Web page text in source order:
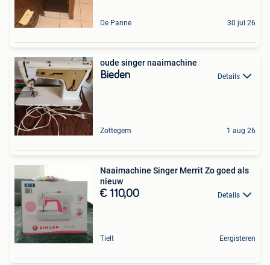
De Panne 30 jul 26
oude singer naaimachine
Bieden Details
Zottegem 1 aug 26
Naaimachine Singer Merrit Zo goed als
nieuw
€ 110,00 Details
Tielt Eergisteren